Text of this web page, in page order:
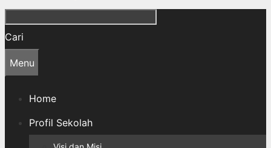
Cari
Menu
Home
Profil Sekolah